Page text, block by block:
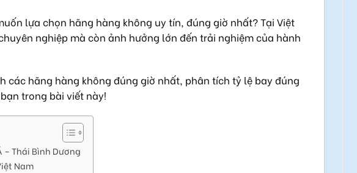
lựa chọn hãng hàng không uy tín, đúng giờ nhất? Tại Việt
nghiệp mà còn ảnh hưởng lớn đến trải nghiệm của hành
các hãng hàng không đúng giờ nhất, phân tích tỷ lệ bay đúng
trong bài viết này!
Thái Bình Dương
Nam